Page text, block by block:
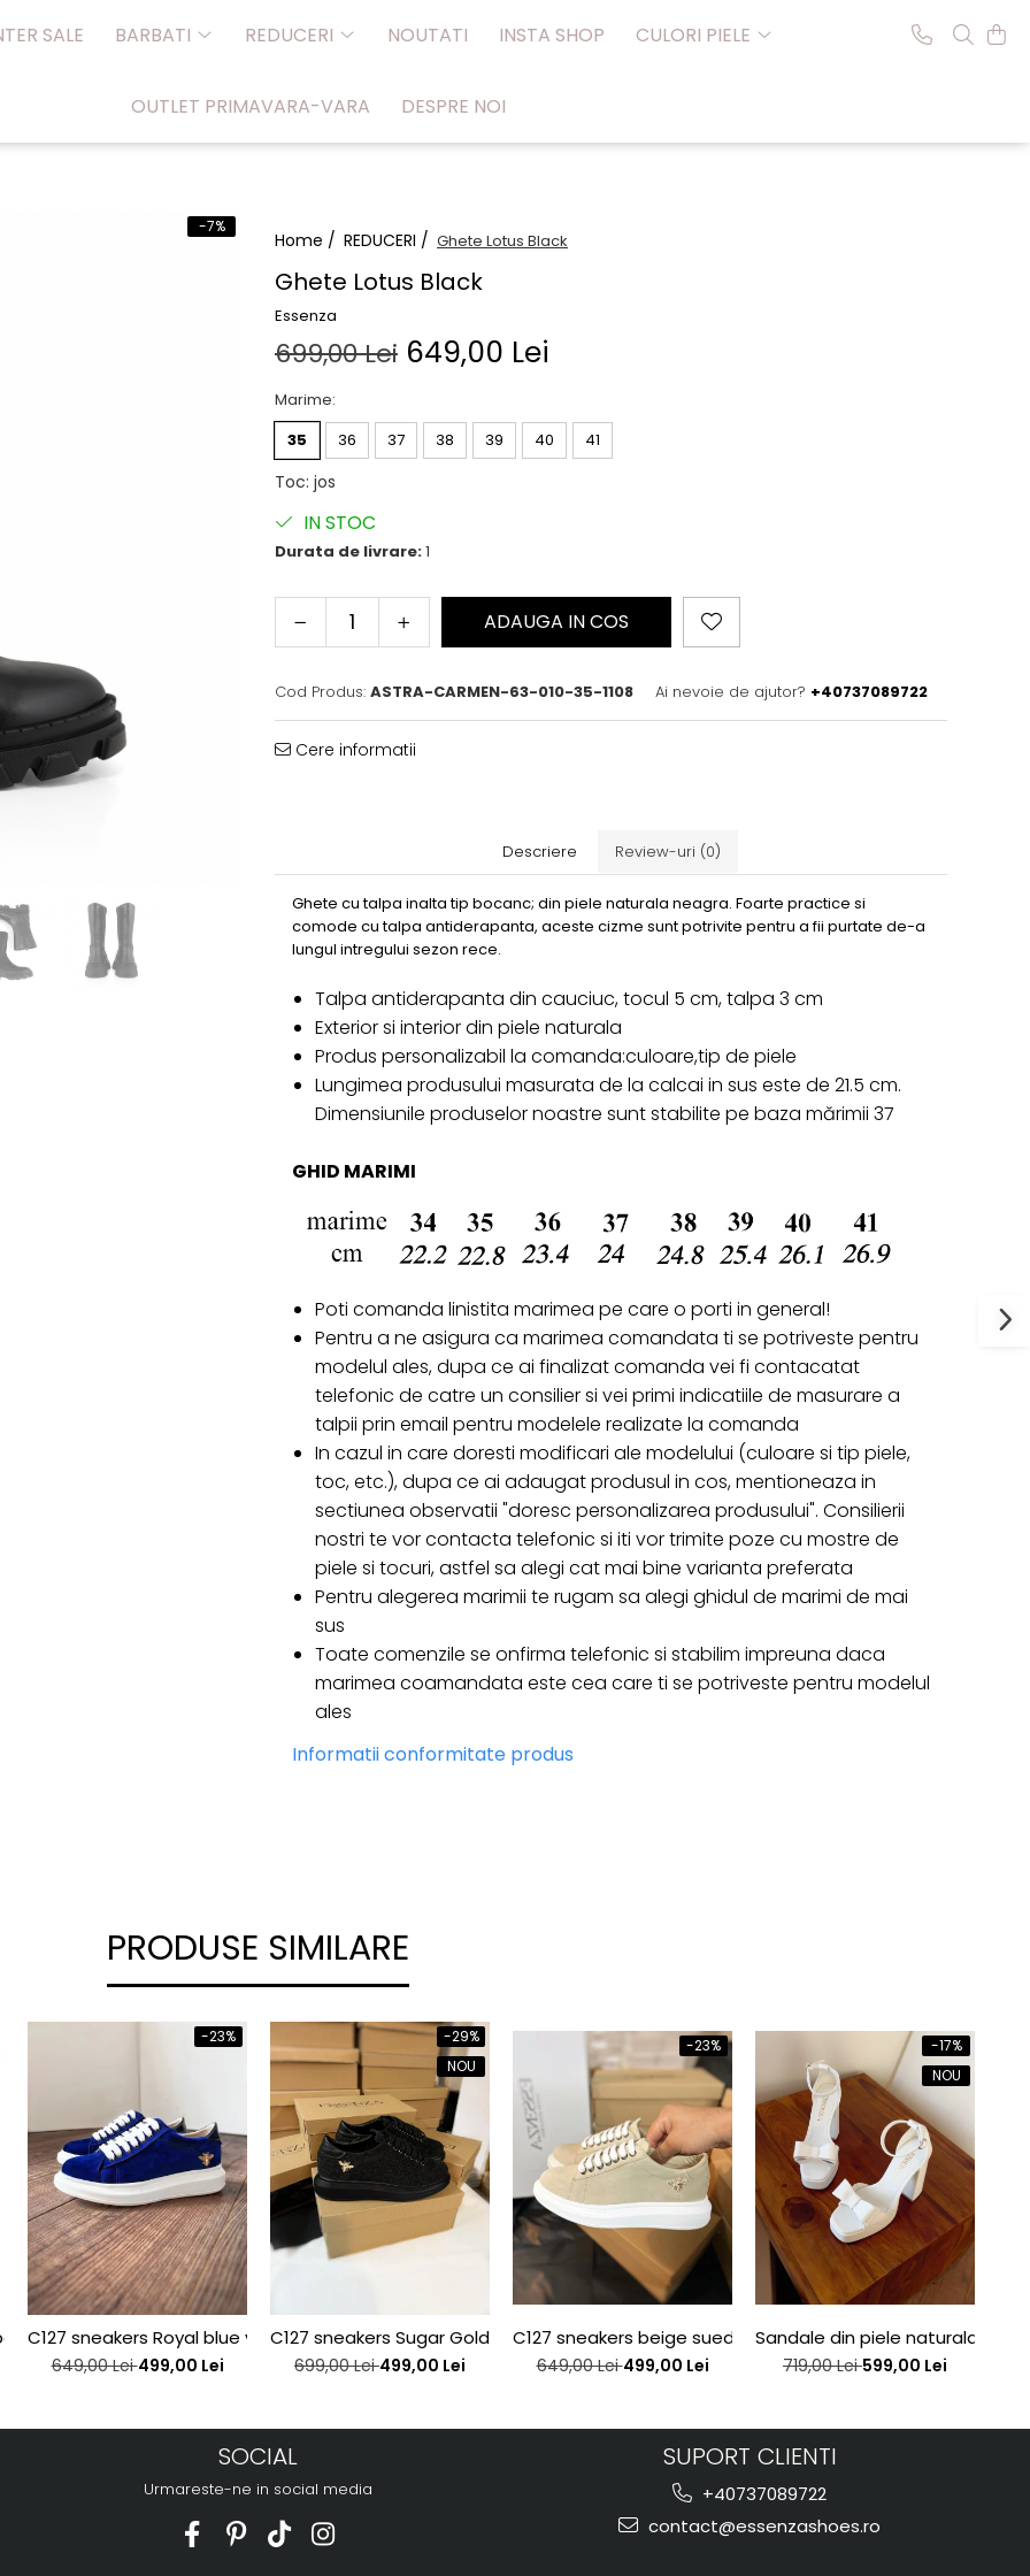
SALE BARBATI REDUCERI NOUTATI INSTA SHOP CULORI PIELE
OUTLET PRIMAVARA-VARA DESPRE NOI
Home / REDUCERI / Ghete Lotus Black
Ghete Lotus Black
Essenza
-7%
699,00 Lei 649,00 Lei
Marime:
35
36 37 38 39 40 41
Toc: jos
IN STOC
Durata de livrare:1
ADAUGA IN COS
Cod Produs: ASTRA-CARMEN-63-010-35-1108 Ai nevoie de ajutor? +40737089722
Cere informatii
Descriere Review-uri (0)
Ghete cu talpa inalta tip bocanc; din piele naturala neagra. Foarte practice si
comode cu talpa antiderapanta, aceste cizme sunt potrivite pentru a fii purtate de-a
lungul intregului sezon rece.
Talpa antiderapanta din cauciuc, tocul 5 cm, talpa 3 cm
Exterior si interior din piele naturala
Produs personalizabil la comanda:culoare,tip de piele
Lungimea produsului masurata de la calcai in sus este de 21.5 cm.
Dimensiunile produselor noastre sunt stabilite pe baza mărimii 37
GHID MARIMI
Poti comanda linistita marimea pe care o porti in general!
Pentru a ne asigura ca marimea comandata ti se potriveste pentru
modelul ales, dupa ce ai finalizat comanda vei fi contacatat
telefonic de catre un consilier si vei primi indicatiile de masurare a
talpii prin email pentru modelele realizate la comanda
In cazul in care doresti modificari ale modelului (culoare si tip piele,
toc, etc.), dupa ce ai adaugat produsul in cos, mentioneaza in
sectiunea observatii "doresc personalizarea produsului". Consilierii
nostri te vor contacta telefonic si iti vor trimite poze cu mostre de
piele si tocuri, astfel sa alegi cat mai bine varianta preferata
Pentru alegerea marimii te rugam sa alegi ghidul de marimi de mai
sus
Toate comenzile se onfirma telefonic si stabilim impreuna daca
marimea coamandata este cea care ti se potriveste pentru modelul
ales
Informatii conformitate produs
PRODUSE SIMILARE
interior, din piele bronz
-23%
C127 sneakers Royal blue velvet bee edititon
649,00 Lei499,00 Lei
-29%
NOU
C127 sneakers Sugar Gold bee edition
699,00 Lei499,00 Lei
-23%
C127 sneakers beige suede bee
649,00 Lei499,00 Lei
-17%
NOU
Sandale din piele naturala alba
719,00 Lei599,00 Lei
SOCIAL
Urmareste-ne in social media
SUPORT CLIENTI
+40737089722
contact@essenzashoes.ro